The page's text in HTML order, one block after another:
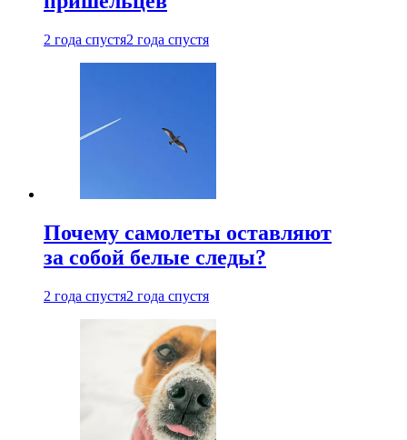
2 года спустя2 года спустя
Почему самолеты оставляют
за собой белые следы?
2 года спустя2 года спустя